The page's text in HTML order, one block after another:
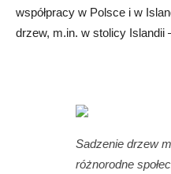
współpracy w Polsce i w
drzew, m.in. w stolicy Islandii
Sadzenie drzew
różnorodne